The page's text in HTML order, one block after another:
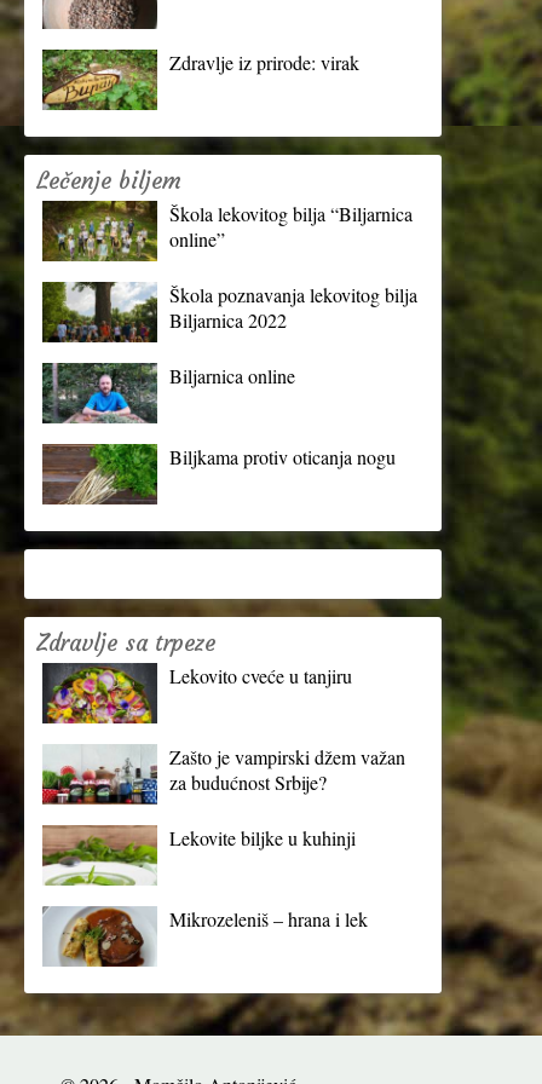
Zdravlje iz prirode: virak
Lečenje biljem
Škola lekovitog bilja “Biljarnica
online”
Škola poznavanja lekovitog bilja
Biljarnica 2022
Biljarnica online
Biljkama protiv oticanja nogu
Zdravlje sa trpeze
Lekovito cveće u tanjiru
Zašto je vampirski džem važan
za budućnost Srbije?
Lekovite biljke u kuhinji
Mikrozeleniš – hrana i lek